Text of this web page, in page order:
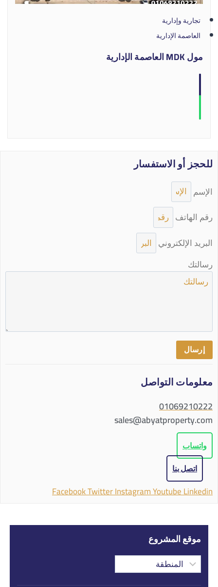
تجارية وإدارية
العاصمة الإدارية
مول MDK العاصمة الإدارية
للحجز أو الاستفسار
الإسم
رقم الهاتف
البريد الإلكتروني
رسالتك
إرسال
معلومات التواصل
01069210222
sales@abyatproperty.com
واتساب
اتصل بنا
FacebookTwitterInstagramYoutubeLinkedin
موقع المشروع